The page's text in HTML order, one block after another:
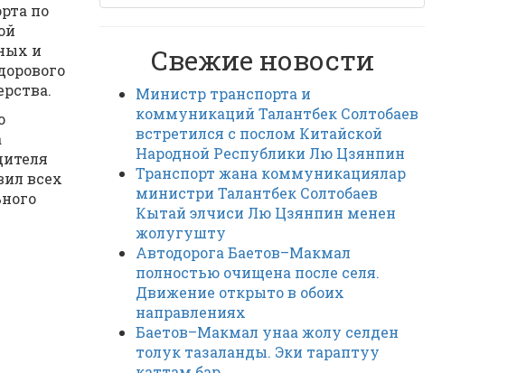
по
и
всех
Свежие новости
Министр транспорта и
коммуникаций Талантбек Солтобаев
встретился с послом Китайской
Народной Республики Лю Цзянпин
Транспорт жана коммуникациялар
министри Талантбек Солтобаев
Кытай элчиси Лю Цзянпин менен
жолугушту
Автодорога Баетов–Макмал
полностью очищена после селя.
Движение открыто в обоих
направлениях
Баетов–Макмал унаа жолу селден
толук тазаланды. Эки тараптуу